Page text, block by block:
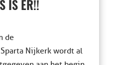
IS ER!!
de
Nijkerk wordt al